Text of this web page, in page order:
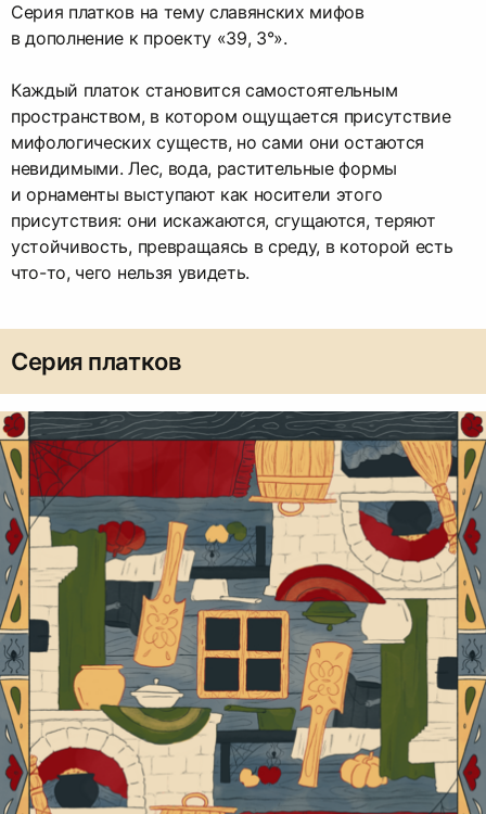
Серия платков на тему славянских мифов
в дополнение к проекту «39, 3°».
Каждый платок становится самостоятельным
пространством, в котором ощущается присутствие
мифологических существ, но сами они остаются
невидимыми. Лес, вода, растительные формы
и орнаменты выступают как носители этого
присутствия: они искажаются, сгущаются, теряют
устойчивость, превращаясь в среду, в которой есть
что-то, чего нельзя увидеть.
Серия платков